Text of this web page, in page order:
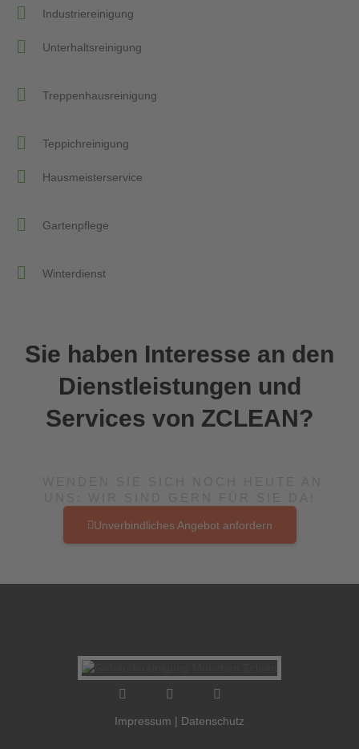
Industriereinigung
Unterhaltsreinigung
Treppenhausreinigung
Teppichreinigung
Hausmeisterservice
Gartenpflege
Winterdienst
Sie haben Interesse an den
Dienstleistungen und
Services von ZCLEAN?
Unverbindliches Angebot anfordern
Impressum | Datenschutz